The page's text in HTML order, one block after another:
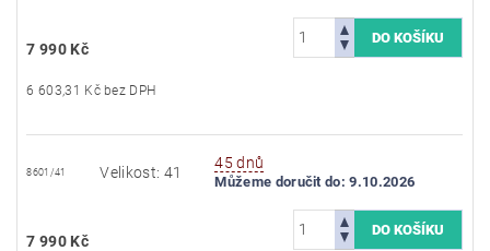
7 990 Kč
6 603,31 Kč bez DPH
8601/41 Velikost: 41
45 dnů
Můžeme doručit do: 9.10.2026
7 990 Kč